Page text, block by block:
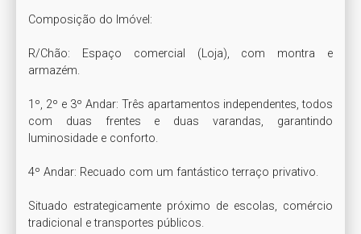
Composição do Imóvel:
R/Chão: Espaço comercial (Loja), com montra e
armazém.
1º, 2º e 3º Andar: Três apartamentos independentes, todos
com duas frentes e duas varandas, garantindo
luminosidade e conforto.
4º Andar: Recuado com um fantástico terraço privativo.
Situado estrategicamente próximo de escolas, comércio
tradicional e transportes públicos.